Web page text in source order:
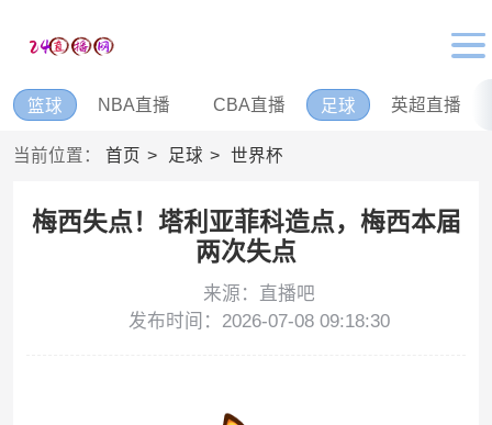
篮球 NBA直播 CBA直播 足球 英超直播
当前位置： 首页 足球 世界杯
梅西失点！塔利亚菲科造点，梅西本届
两次失点
来源：直播吧
发布时间：2026-07-08 09:18:30